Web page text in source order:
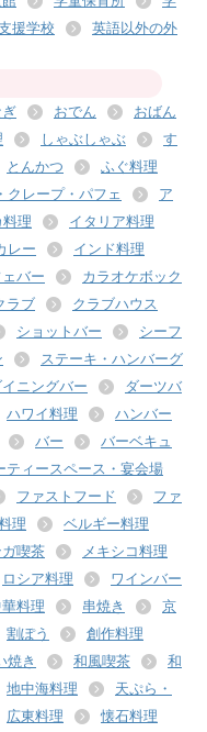
援学校
英語以外の外
おでん
おばん
しゃぶしゃぶ
す
とんかつ
ふぐ料理
クレープ・パフェ
ア
理
イタリア料理
レー
インド料理
バー
カラオケボック
ラブ
クラブハウス
ショットバー
シーフ
ステーキ・ハンバーグ
ニングバー
ダーツバ
ハワイ料理
ハンバー
バー
バーベキュ
ティースペース・宴会場
ファストフード
ファ
理
ベルギー料理
喫茶
メキシコ料理
ロシア料理
ワインバー
料理 串焼き
京
割ぽう
創作料理
焼き 和風喫茶
和
地中海料理
天ぷら・
広東料理
懐石料理